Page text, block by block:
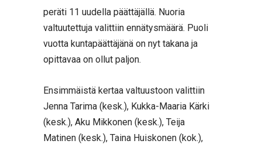
peräti 11 uudella päättäjällä. Nuoria
valtuutettuja valittiin ennätysmäärä. Puoli
vuotta kuntapäättäjänä on nyt takana ja
opittavaa on ollut paljon.
Ensimmäistä kertaa valtuustoon valittiin
Jenna Tarima (kesk.), Kukka-Maaria Kärki
(kesk.), Aku Mikkonen (kesk.), Teija
Matinen (kesk.), Taina Huiskonen (kok.),